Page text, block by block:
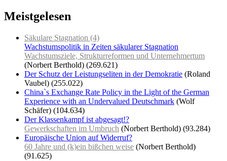
Meistgelesen
Säkulare Stagnation (4)
Wachstumspolitik in Zeiten säkularer Stagnation
Wachstumsziele, Strukturreformen und Unternehmertum
(Norbert Berthold) (269.621)
Der Schutz der Leistungseliten in der Demokratie (Roland
Vaubel) (255.022)
China`s Exchange Rate Policy in the Light of the German
Experience with an Undervalued Deutschmark (Wolf
Schäfer) (104.634)
Der Klassenkampf ist abgesagt!?
Gewerkschaften im Umbruch (Norbert Berthold) (93.284)
Europäische Union auf Widerruf?
60 Jahre und (k)ein bißchen weise (Norbert Berthold)
(91.625)